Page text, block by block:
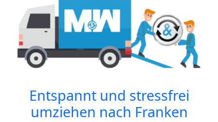
Entspannt und stressfrei
umziehen nach Franken